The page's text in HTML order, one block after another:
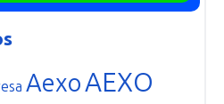
AexoAEXO